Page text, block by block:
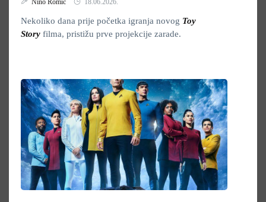
Nino Romić 18.06.2026.
Nekoliko dana prije početka igranja novog Toy
Story filma, pristižu prve projekcije zarade.